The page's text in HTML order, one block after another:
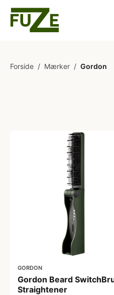
Forside / Mærker / Gordon
GORDON
Gordon Beard
Straightener